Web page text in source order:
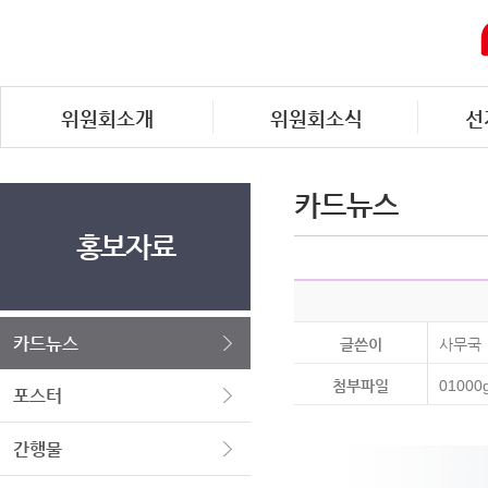
위원회소개 위원회소식
홍보자료
카드뉴스
포스터
간행물
카드뉴스
글쓴이 사무국
첨부파일